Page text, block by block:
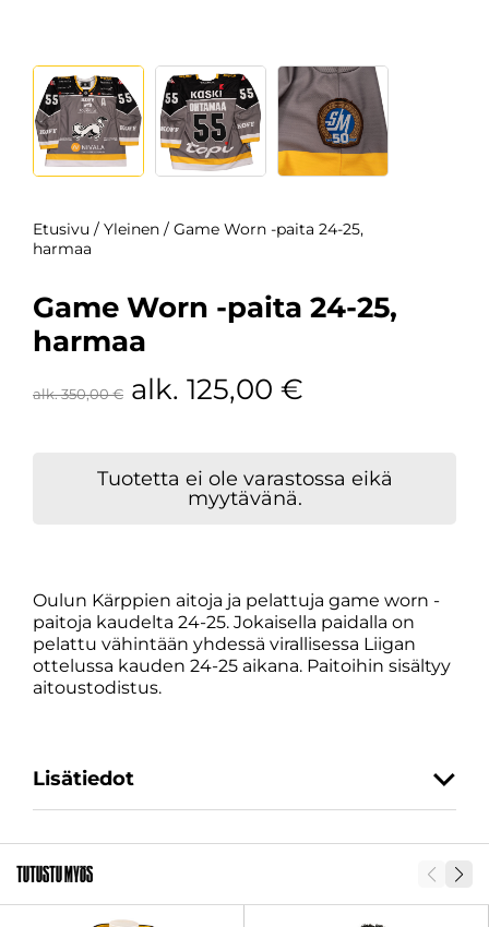
Etusivu / Yleinen / Game Worn -paita 24-25,
harmaa
Game Worn -paita 24-25,
harmaa
alk.350,00€ alk. 125,00 €
Tuotetta ei ole varastossa eikä
myytävänä.
Oulun Kärppien aitoja ja pelattuja game worn -
paitoja kaudelta 24-25. Jokaisella paidalla on
pelattu vähintään yhdessä virallisessa Liigan
ottelussa kauden 24-25 aikana. Paitoihin sisältyy
aitoustodistus.
Lisätiedot
2 Pokka, 4 Kivistö, 7
Roiko, 19 Yliniemi, 21 Pokka,
Tutustu myös